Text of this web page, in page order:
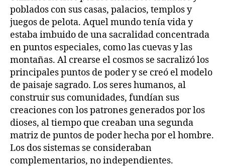
poblados con sus casas, palacios, templos y
juegos de pelota. Aquel mundo tenía vida y
estaba imbuido de una sacralidad concentrada
en puntos especiales, como las cuevas y las
montañas. Al crearse el cosmos se sacralizó los
principales puntos de poder y se creó el modelo
de paisaje sagrado. Los seres humanos, al
construir sus comunidades, fundían sus
creaciones con los patrones generados por los
dioses, al tiempo que creaban una segunda
matriz de puntos de poder hecha por el hombre.
Los dos sistemas se consideraban
complementarios, no independientes.